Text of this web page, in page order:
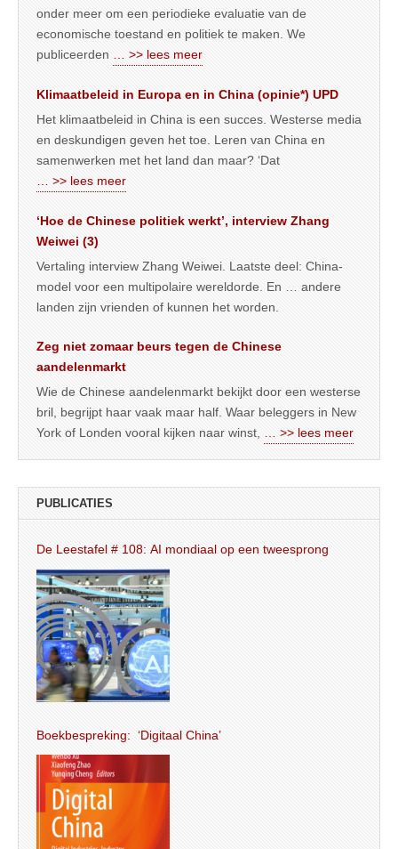
onder meer om een periodieke evaluatie van de
economische toestand en politiek te maken. We
publiceerden … >> lees meer
Klimaatbeleid in Europa en in China (opinie*) UPD
Het klimaatbeleid in China is een succes. Westerse media
en deskundigen geven het toe. Leren van China en
samenwerken met het land dan maar? ‘Dat
… >> lees meer
‘Hoe de Chinese politiek werkt’, interview Zhang
Weiwei (3)
Vertaling interview Zhang Weiwei. Laatste deel: China-
model voor een multipolaire wereldorde. En … andere
landen zijn vrienden of kunnen het worden.
Zeg niet zomaar beurs tegen de Chinese
aandelenmarkt
Wie de Chinese aandelenmarkt bekijkt door een westerse
bril, begrijpt haar vaak maar half. Waar beleggers in New
York of Londen vooral kijken naar winst, … >> lees meer
PUBLICATIES
De Leestafel # 108: AI mondiaal op een tweesprong
Boekbespreking: ‘Digitaal China’